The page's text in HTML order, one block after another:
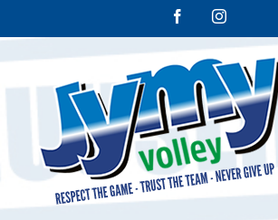
FacebookInstagram